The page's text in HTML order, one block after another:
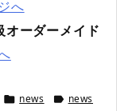
へ
オーダーメイド
 news  news